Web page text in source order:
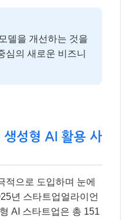
델을 개선하는 것을
심의 새로운 비즈니
생성형 AI 활용 사
적으로 도입하며 눈에
년 스타트업얼라이언
AI 스타트업은 총 151